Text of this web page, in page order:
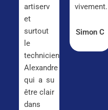
artiserv
et
surtout
le
technicien
Alexandre
qui a su
être clair
dans
vivement.
Simon C